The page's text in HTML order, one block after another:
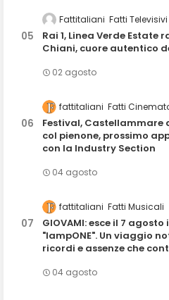
Fattitaliani Fatti Televisivi
Rai 1, Linea Verde Estate
Chiani, cuore autentico
02 agosto
fattitaliani Fatti
Festival, Castellammare
col pienone, prossimo
con la Industry Section
04 agosto
fattitaliani Fatti Musicali
GIOVAMI: esce il 7
"lampONE". Un viaggio
ricordi e assenze che
04 agosto